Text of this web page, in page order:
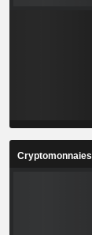
Cryptomonnaies